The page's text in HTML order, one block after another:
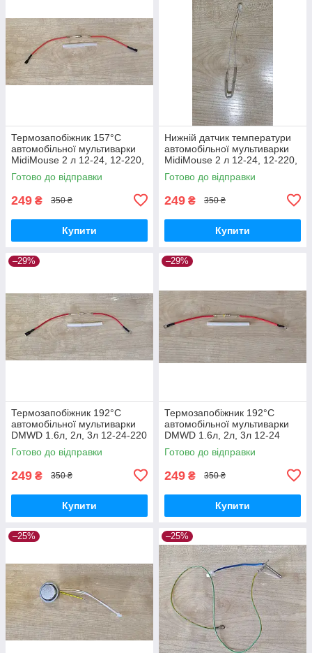
Термозапобіжник 157°C
автомобільної мультиварки
MidiMouse 2 л 12-24, 12-220,
24-220 вольт
Готово до відправки
249 ₴ 350 ₴
Купити
Нижній датчик температури
автомобільної мультиварки
MidiMouse 2 л 12-24, 12-220,
24-220 вольт
Готово до відправки
249 ₴ 350 ₴
Купити
–29%
Термозапобіжник 192°C
автомобільної мультиварки
DMWD 1.6л, 2л, 3л 12-24-220
вольт 10 А для прикурювача і
домашнього використання
Готово до відправки
249 ₴ 350 ₴
Купити
–29%
Термозапобіжник 192°C
автомобільної мультиварки
DMWD 1.6л, 2л, 3л 12-24
вольт 10 А для прикурювача
Готово до відправки
249 ₴ 350 ₴
Купити
–25% –25%